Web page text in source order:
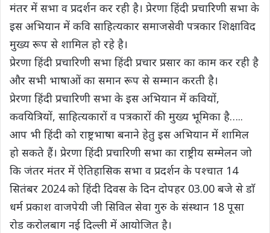
मंतर में सभा व प्रदर्शन कर रही है। प्रेरणा हिंदी प्रचारिणी सभा के
इस अभियान में कवि साहित्यकार समाजसेवी पत्रकार शिक्षाविद
मुख्य रूप से शामिल हो रहे है।
प्रेरणा हिंदी प्रचारिणी सभा हिंदी प्रचार प्रसार का काम कर रही है
और सभी भाषाओं का समान रूप से सम्मान करती है।
प्रेरणा हिंदी प्रचारिणी सभा के इस अभियान में कवियों,
कवयित्रियों, साहित्यकारों व पत्रकारों की मुख्य भूमिका है…..
आप भी हिंदी को राष्ट्रभाषा बनाने हेतु इस अभियान में शामिल
हो सकते हैं। प्रेरणा हिंदी प्रचारिणी सभा का राष्ट्रीय सम्मेलन जो
कि जंतर मंतर में ऐतिहासिक सभा व प्रदर्शन के पश्चात 14
सितंबर 2024 को हिंदी दिवस के दिन दोपहर 03.00 बजे से डाॅ
धर्म प्रकाश वाजपेयी जी सिविल सेवा गुरु के संस्थान 18 पूसा
रोड करोलबाग नई दिल्ली में आयोजित है।